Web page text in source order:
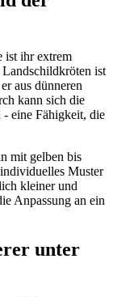
ist ihr extrem
Landschildkröten ist
aus dünneren
kann sich die
- eine Fähigkeit, die
mit gelben bis
Muster
kleiner und
Anpassung an ein
unter